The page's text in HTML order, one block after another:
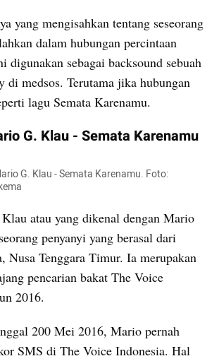
yang mengisahkan tentang seseorang
dalam hubungan percintaan
digunakan sebagai backsound sebuah
di medsos. Terutama jika hubungan
lagu Semata Karenamu.
G. Klau - Semata Karenamu
G. Klau - Semata Karenamu. Foto:
atau yang dikenal dengan Mario
penyanyi yang berasal dari
Nusa Tenggara Timur. Ia merupakan
pencarian bakat The Voice
2016.
200 Mei 2016, Mario pernah
SMS di The Voice Indonesia. Hal